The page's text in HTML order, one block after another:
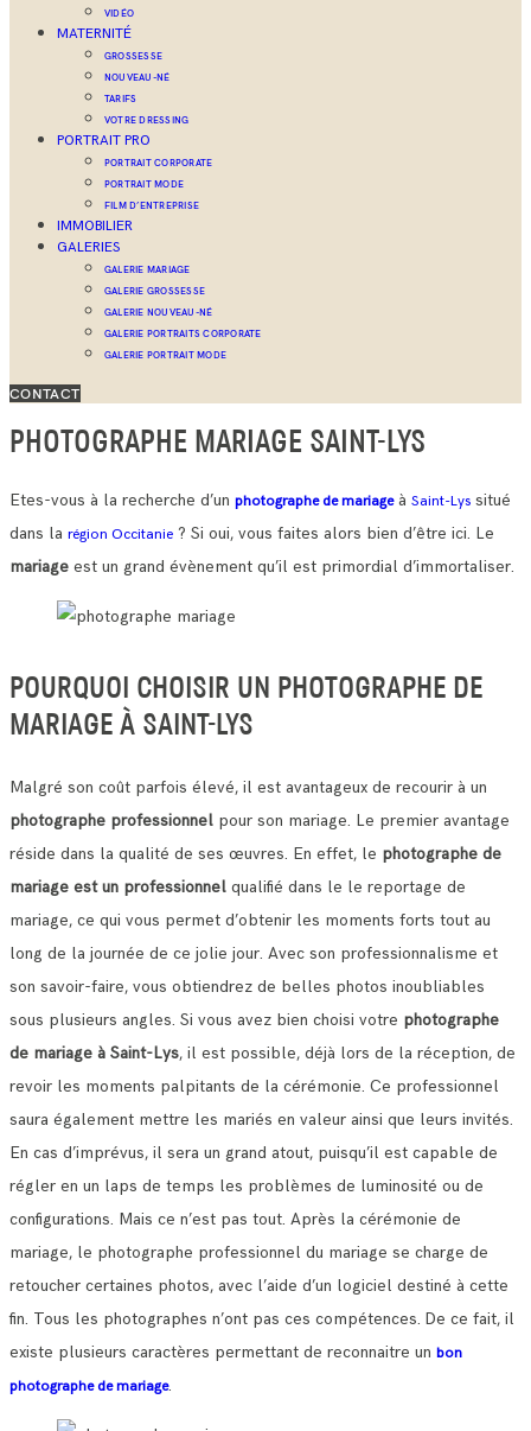
VIDÉO
MATERNITÉ
GROSSESSE
NOUVEAU-NÉ
TARIFS
VOTRE DRESSING
PORTRAIT PRO
PORTRAIT CORPORATE
PORTRAIT MODE
FILM D’ENTREPRISE
IMMOBILIER
GALERIES
GALERIE MARIAGE
GALERIE GROSSESSE
GALERIE NOUVEAU-NÉ
GALERIE PORTRAITS CORPORATE
GALERIE PORTRAIT MODE
CONTACT
PHOTOGRAPHE MARIAGE SAINT-LYS
Etes-vous à la recherche d’un photographe de mariageà Saint-Lys situé
dans la région Occitanie ? Si oui, vous faites alors bien d’être ici. Le
mariage est un grand évènement qu’il est primordial d’immortaliser.
POURQUOI CHOISIR UN PHOTOGRAPHE DE
MARIAGE À SAINT-LYS
Malgré son coût parfois élevé, il est avantageux de recourir à un
photographe professionnel pour son mariage. Le premier avantage
réside dans la qualité de ses œuvres. En effet, le photographe de
mariage est un professionnel qualifié dans le le reportage de
mariage, ce qui vous permet d’obtenir les moments forts tout au
long de la journée de ce jolie jour. Avec son professionnalisme et
son savoir-faire, vous obtiendrez de belles photos inoubliables
sous plusieurs angles. Si vous avez bien choisi votre photographe
de mariage à Saint-Lys, il est possible, déjà lors de la réception, de
revoir les moments palpitants de la cérémonie. Ce professionnel
saura également mettre les mariés en valeur ainsi que leurs invités.
En cas d’imprévus, il sera un grand atout, puisqu’il est capable de
régler en un laps de temps les problèmes de luminosité ou de
configurations. Mais ce n’est pas tout. Après la cérémonie de
mariage, le photographe professionnel du mariage se charge de
retoucher certaines photos, avec l’aide d’un logiciel destiné à cette
fin. Tous les photographes n’ont pas ces compétences. De ce fait, il
existe plusieurs caractères permettant de reconnaitre un bon
photographe de mariage.